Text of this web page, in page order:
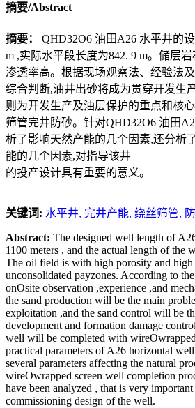
摘要/Abstract
摘要： QHD32O6 油田A26 水平井的
m ,实际水平段长度为842. 9 m。储层岩
渗透率高。根据现场观察法、经验法
综合判断,油井出砂将成为贯穿开发生
则为开发生产及油层保护的重点和核
筛管完井防砂。针对QHD32O6 油田
析了影响天然产能的几个因素,还分析
能的几个因素,对指导该井
的投产设计具有重要的意义。
关键词: 水平井, 完井产能, 绕丝筛管,
Abstract: The designed well length of
1100 meters , and the actual length of the
The oil field is with high porosity and high
unconsolidated payzones. According to
onOsite observation ,experience ,and
the sand production will be the main
exploitation ,and the sand control will be
development and formation damage
well will be completed with
practical parameters of A26 horizontal
several parameters affecting the natural
wireOwrapped screen well completion
have been analyzed , that is very
commissioning design of the well.